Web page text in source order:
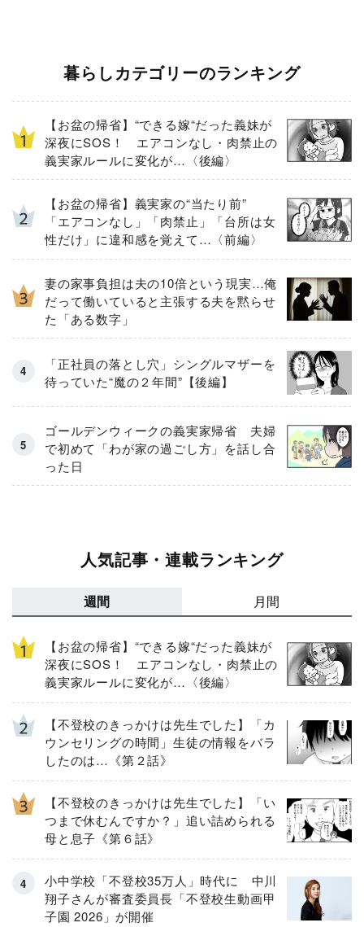
暮らしカテゴリーのランキング
【お盆の帰省】“できる嫁“だった義妹が
深夜にSOS！ エアコンなし・肉禁止の
義実家ルールに変化が…〈後編〉
【お盆の帰省】義実家の“当たり前”
「エアコンなし」「肉禁止」「台所は女
性だけ」に違和感を覚えて…〈前編〉
妻の家事負担は夫の10倍という現実…俺
だって働いていると主張する夫を黙らせ
た「ある数字」
「正社員の落とし穴」シングルマザーを
待っていた“魔の２年間”【後編】
ゴールデンウィークの義実家帰省 夫婦
で初めて「わが家の過ごし方」を話し合
った日
人気記事・連載ランキング
週間 月間
【お盆の帰省】“できる嫁“だった義妹が
深夜にSOS！ エアコンなし・肉禁止の
義実家ルールに変化が…〈後編〉
【不登校のきっかけは先生でした】「カ
ウンセリングの時間」生徒の情報をバラ
したのは…《第２話》
【不登校のきっかけは先生でした】「い
つまで休むんですか？」追い詰められる
母と息子《第６話》
小中学校「不登校35万人」時代に 中川
翔子さんが審査委員長「不登校生動画甲
子園 2026」が開催